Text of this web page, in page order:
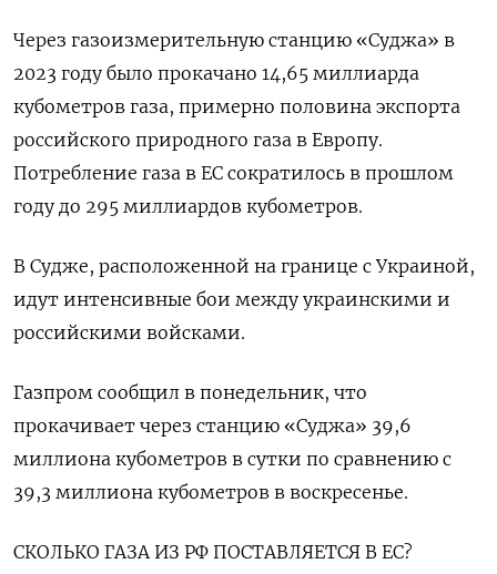
Через газоизмерительную станцию «Суджа» в
2023 году было прокачано 14,65 миллиарда
кубометров газа, примерно половина экспорта
российского природного газа в Европу.
Потребление газа в ЕС сократилось в прошлом
году до 295 миллиардов кубометров.
В Судже, расположенной на границе с Украиной,
идут интенсивные бои между украинскими и
российскими войсками.
Газпром сообщил в понедельник, что
прокачивает через станцию «Суджа» 39,6
миллиона кубометров в сутки по сравнению с
39,3 миллиона кубометров в воскресенье.
СКОЛЬКО ГАЗА ИЗ РФ ПОСТАВЛЯЕТСЯ В ЕС?